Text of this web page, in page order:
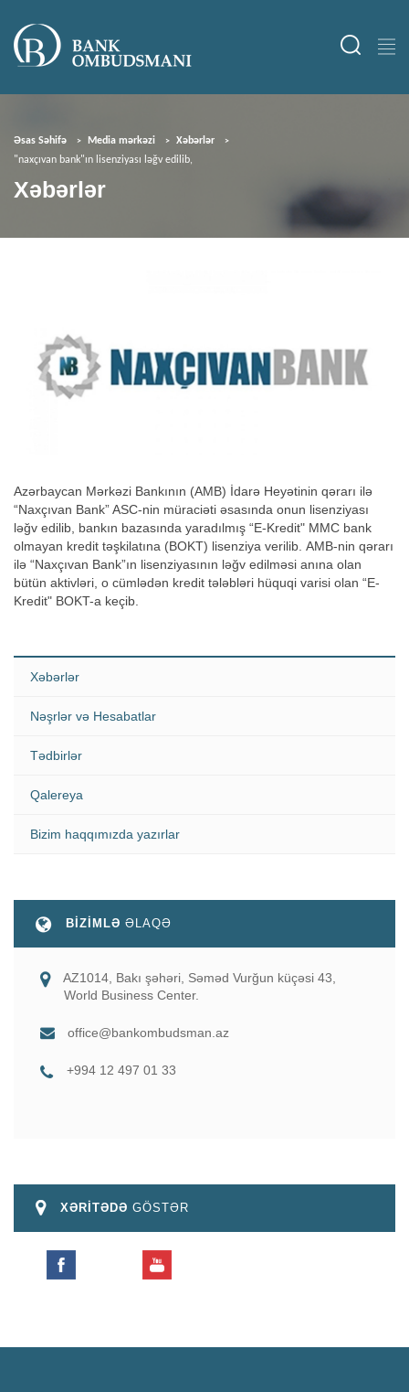
Əsas Səhifə Media mərkəzi
Xəbərlər
"naxçıvan bank"ın lisenziyası ləğv edilib,
Xəbərlər
Azərbaycan Mərkəzi Bankının (AMB) İdarə Heyətinin qərarı ilə
“Naxçıvan Bank” ASC-nin müraciəti əsasında onun lisenziyası
ləğv edilib, bankın bazasında yaradılmış “E-Kredit" MMC bank
olmayan kredit təşkilatına (BOKT) lisenziya verilib. AMB-nin qərarı
ilə “Naxçıvan Bank”ın lisenziyasının ləğv edilməsi anına olan
bütün aktivləri, o cümlədən kredit tələbləri hüquqi varisi olan “E-
Kredit" BOKT-a keçib.
Xəbərlər
Nəşrlər və Hesabatlar
Tədbirlər
Qalereya
Bizim haqqımızda yazırlar
BİZİMLƏ ƏLAQƏ
AZ1014, Bakı şəhəri, Səməd Vurğun küçəsi 43,
World Business Center.
office@bankombudsman.az
+994 12 497 01 33
XƏRİTƏDƏ GÖSTƏR